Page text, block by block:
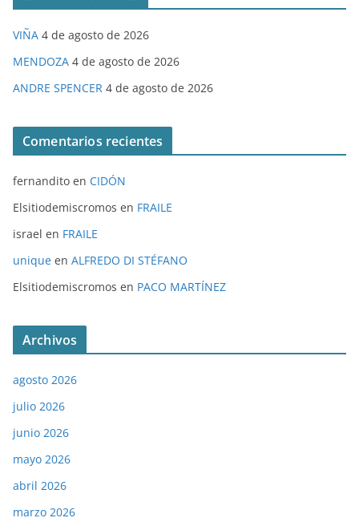
VIÑA 4 de agosto de 2026
MENDOZA 4 de agosto de 2026
ANDRE SPENCER 4 de agosto de 2026
Comentarios recientes
fernandito en CIDÓN
Elsitiodemiscromos en FRAILE
israel en FRAILE
unique en ALFREDO DI STÉFANO
Elsitiodemiscromos en PACO MARTÍNEZ
Archivos
agosto 2026
julio 2026
junio 2026
mayo 2026
abril 2026
marzo 2026